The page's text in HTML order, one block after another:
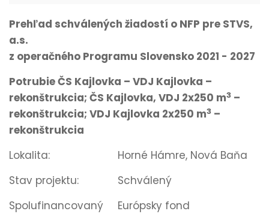
Prehľad schválených žiadostí o NFP pre STVS,
a.s.
z operačného Programu Slovensko 2021 - 2027
Potrubie ČS Kajlovka – VDJ Kajlovka –
rekonštrukcia; ČS Kajlovka, VDJ 2x250 m3 –
rekonštrukcia; VDJ Kajlovka 2x250 m3 –
rekonštrukcia
Lokalita:
Horné Hámre, Nová Baňa
Stav projektu:
Schválený
Spolufinancovaný
Európsky fond